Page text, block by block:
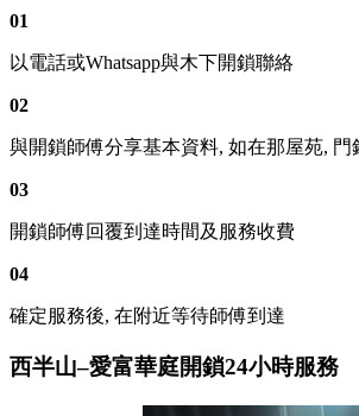
01
以電話或Whatsapp與木下開鎖聯絡
02
與開鎖師傅分享基本資料, 如在那屋苑,
03
開鎖師傅回覆到達時間及服務收費
04
確定服務後, 在附近等待師傅到達
西半山–愛富華庭開鎖24小時服務